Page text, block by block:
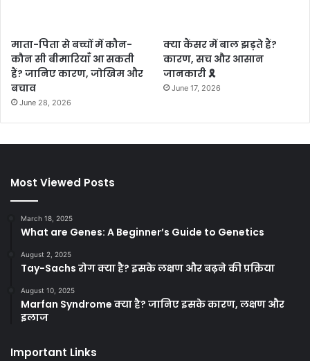
माता-पिता से बच्चों में कौन-
कौन सी बीमारियाँ आ सकती
हैं? जानिए कारण, जोखिम और
बचाव
June 28, 2026
क्या कैंसर में बाल झड़ते हैं?
कारण, सच और आसान
जानकारी 🎗️
June 17, 2026
Most Viewed Posts
March 18, 2025
What are Genes: A Beginner’s Guide to Genetics
August 2, 2025
Tay-Sachs रोग क्या है? इसके लक्षण और बढ़ने की प्रक्रिया
August 10, 2025
Marfan Syndrome क्या है? जानिए इसके कारण, लक्षण और
इलाज
Important Links